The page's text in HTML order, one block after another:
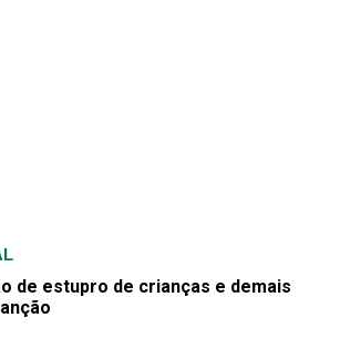
de estupro de crianças e demais